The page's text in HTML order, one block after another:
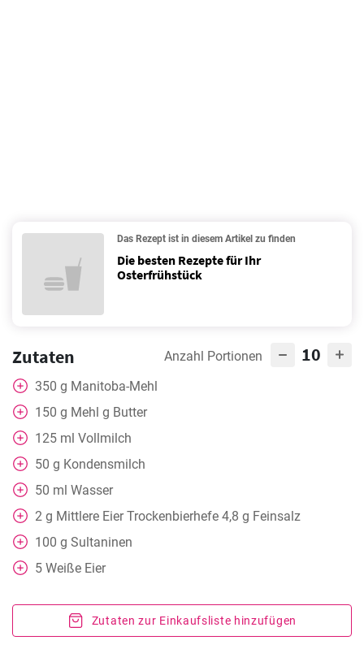
Das Rezept ist in diesem Artikel zu finden
Die besten Rezepte für Ihr
Osterfrühstück
Zutaten Anzahl Portionen 10
350 g Manitoba-Mehl
150 g Mehl g Butter
125 ml Vollmilch
50 g Kondensmilch
50 ml Wasser
2 g Mittlere Eier Trockenbierhefe 4,8 g Feinsalz
100 g Sultaninen
5 Weiße Eier
Zutaten zur Einkaufsliste hinzufügen